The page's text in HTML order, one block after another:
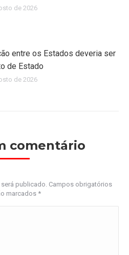
de 2026
entre os Estados deveria ser
de Estado
de 2026
comentário
publicado. Campos obrigatórios
marcados *